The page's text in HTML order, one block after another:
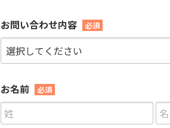
お問い合わせ内容 必須
お名前 必須